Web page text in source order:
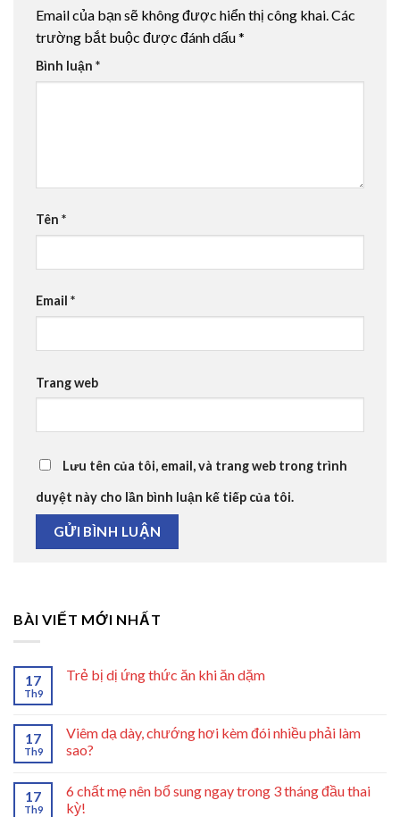
Email của bạn sẽ không được hiển thị công khai.Các
trường bắt buộc được đánh dấu*
Bình luận *
Tên *
Email *
Trang web
Lưu tên của tôi, email, và trang web trong trình
duyệt này cho lần bình luận kế tiếp của tôi.
BÀI VIẾT MỚI NHẤT
17
Th9
Trẻ bị dị ứng thức ăn khi ăn dặm
17
Th9
Viêm dạ dày, chướng hơi kèm đói nhiều phải làm
sao?
17
Th9
6 chất mẹ nên bổ sung ngay trong 3 tháng đầu thai
kỳ!